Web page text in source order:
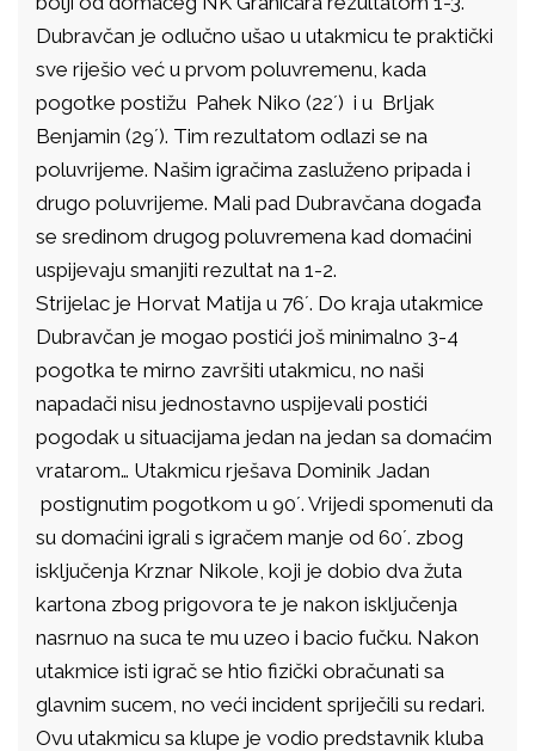
Dubravčan je odlučno ušao u utakmicu te praktički
sve riješio već u prvom poluvremenu, kada
pogotke postižu Pahek Niko (22´) i u Brljak
Benjamin (29´). Tim rezultatom odlazi se na
poluvrijeme. Našim igračima zasluženo pripada i
drugo poluvrijeme. Mali pad Dubravčana događa
se sredinom drugog poluvremena kad domaćini
uspijevaju smanjiti rezultat na 1-2.
Strijelac je Horvat Matija u 76´. Do kraja utakmice
Dubravčan je mogao postići još minimalno 3-4
pogotka te mirno završiti utakmicu, no naši
napadači nisu jednostavno uspijevali postići
pogodak u situacijama jedan na jedan sa domaćim
vratarom… Utakmicu rješava Dominik Jadan
postignutim pogotkom u 90´. Vrijedi spomenuti da
su domaćini igrali s igračem manje od 60´. zbog
isključenja Krznar Nikole, koji je dobio dva žuta
kartona zbog prigovora te je nakon isključenja
nasrnuo na suca te mu uzeo i bacio fučku. Nakon
utakmice isti igrač se htio fizički obračunati sa
glavnim sucem, no veći incident spriječili su redari.
Ovu utakmicu sa klupe je vodio predstavnik kluba